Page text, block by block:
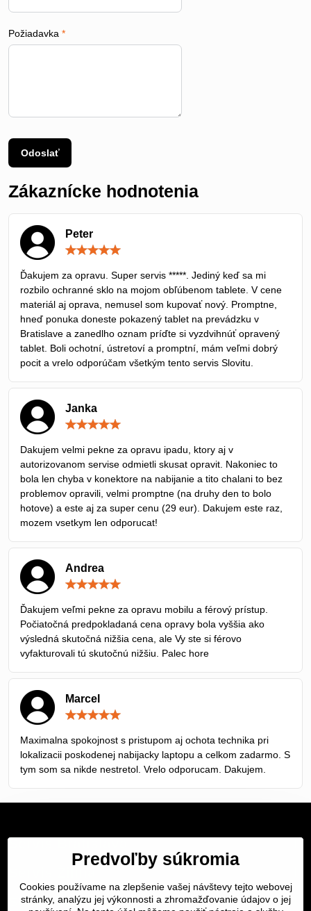
Požiadavka *
Odoslať
Zákaznícke hodnotenia
Peter
5
Ďakujem za opravu. Super servis *****. Jediný keď sa mi
rozbilo ochranné sklo na mojom obľúbenom tablete. V cene
materiál aj oprava, nemusel som kupovať nový. Promptne,
hneď ponuka doneste pokazený tablet na prevádzku v
Bratislave a zanedlho oznam príďte si vyzdvihnúť opravený
tablet. Boli ochotní, ústretoví a promptní, mám veľmi dobrý
pocit a vrelo odporúčam všetkým tento servis Slovitu.
Janka
5
Dakujem velmi pekne za opravu ipadu, ktory aj v
autorizovanom servise odmietli skusat opravit. Nakoniec to
bola len chyba v konektore na nabijanie a tito chalani to bez
problemov opravili, velmi promptne (na druhy den to bolo
hotove) a este aj za super cenu (29 eur). Dakujem este raz,
mozem vsetkym len odporucat!
Andrea
5
Ďakujem veľmi pekne za opravu mobilu a férový prístup.
Počiatočná predpokladaná cena opravy bola vyššia ako
výsledná skutočná nižšia cena, ale Vy ste si férovo
vyfakturovali tú skutočnú nižšiu. Palec hore
Marcel
5
Maximalna spokojnost s pristupom aj ochota technika pri
lokalizacii poskodenej nabijacky laptopu a celkom zadarmo. S
tym som sa nikde nestretol. Vrelo odporucam. Dakujem.
Servis Bratislava
Servis Košice
Predvoľby súkromia
Cookies používame na zlepšenie vašej návštevy tejto webovej
stránky, analýzu jej výkonnosti a zhromažďovanie údajov o jej